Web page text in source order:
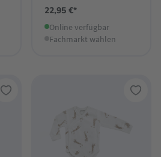
22,95 €*
Online verfügbar
Fachmarkt wählen